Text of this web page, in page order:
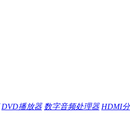
DVD播放器 数字音频处理器 HDMI